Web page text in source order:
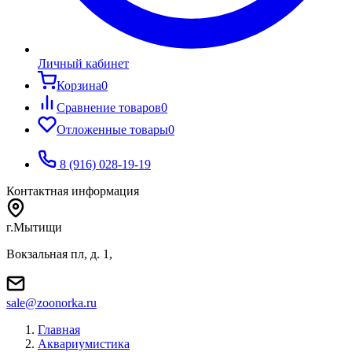
Личный кабинет
Корзина0
Сравнение товаров0
Отложенные товары0
8 (916) 028-19-19
Контактная информация
г.Мытищи
Вокзальная пл, д. 1,
sale@zoonorka.ru
Главная
Аквариумистика